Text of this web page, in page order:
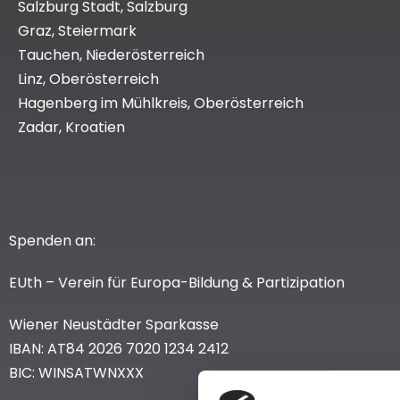
Salzburg Stadt, Salzburg
Graz, Steiermark
Tauchen, Niederösterreich
Linz, Oberösterreich
Hagenberg im Mühlkreis, Oberösterreich
Zadar, Kroatien
Spenden an:
EUth – Verein für Europa-Bildung & Partizipation
Wiener Neustädter Sparkasse
IBAN: AT84 2026 7020 1234 2412
BIC: WINSATWNXXX